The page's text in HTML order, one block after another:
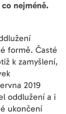
nejméně.
formě. Časté
k zamyšlení,
2019
oddlužení a i
ukončení